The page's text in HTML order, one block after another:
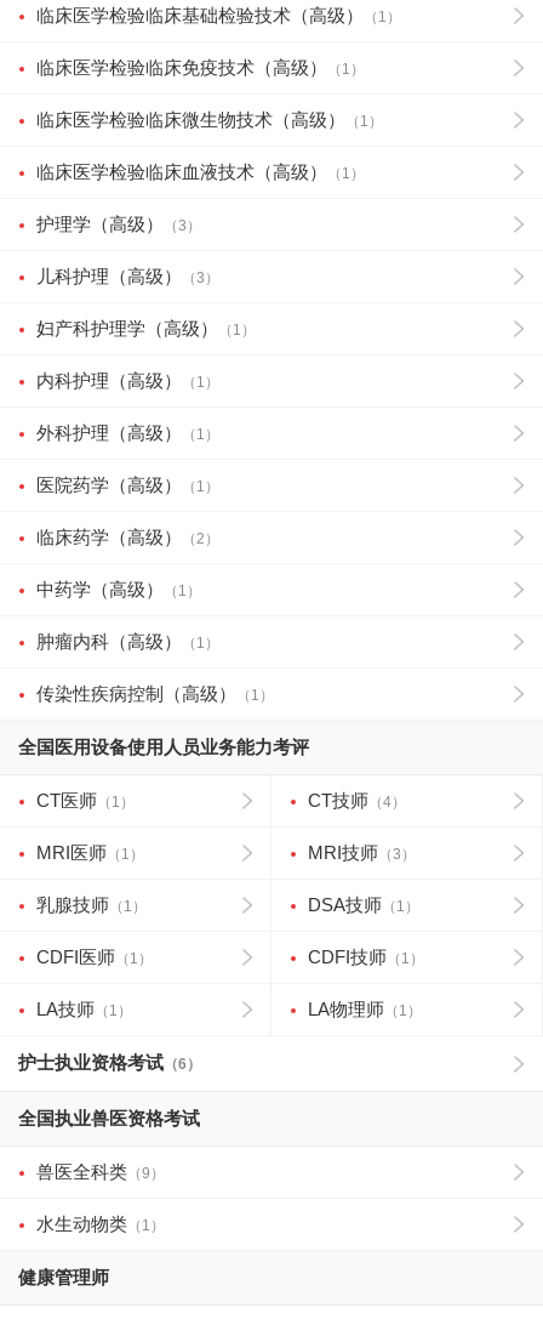
临床医学检验临床基础检验技术（高级） （1）
临床医学检验临床免疫技术（高级） （1）
临床医学检验临床微生物技术（高级） （1）
临床医学检验临床血液技术（高级） （1）
护理学（高级） （3）
儿科护理（高级） （3）
妇产科护理学（高级） （1）
内科护理（高级） （1）
外科护理（高级） （1）
医院药学（高级） （1）
临床药学（高级） （2）
中药学（高级） （1）
肿瘤内科（高级） （1）
传染性疾病控制（高级） （1）
全国医用设备使用人员业务能力考评
CT医师 （1） CT技师 （4）
MRI医师 （1） MRI技师 （3）
乳腺技师 （1） DSA技师 （1）
CDFI医师 （1） CDFI技师 （1）
LA技师 （1） LA物理师 （1）
护士执业资格考试 （6）
全国执业兽医资格考试
兽医全科类 （9）
水生动物类 （1）
健康管理师